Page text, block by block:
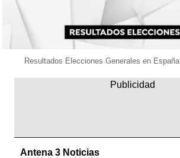
Resultados Elecciones Generales en España
Antena 3 Noticias